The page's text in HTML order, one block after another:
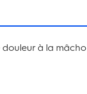
à la